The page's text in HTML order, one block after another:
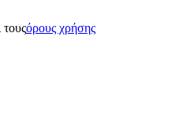
όρους χρήσης